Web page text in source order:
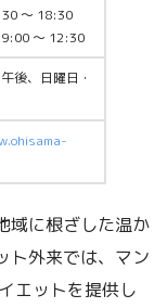
～ 18:30
～ 12:30
後、日曜日・
域に根ざした温か
ト外来では、マン
エットを提供し